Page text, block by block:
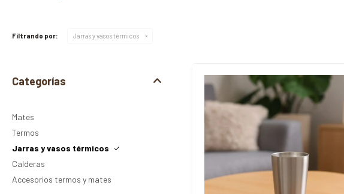
Filtrando por: Jarras y vasos térmicos
Categorías
Mates
Termos
Jarras y vasos térmicos
Calderas
Accesorios termos y mates